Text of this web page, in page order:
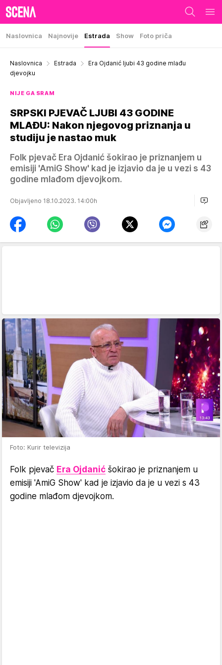
Naslovnica Najnovije Estrada Show Foto priča
Naslovnica Estrada
Era Ojdanić ljubi 43 godine mlađu
djevojku
NIJE GA SRAM
SRPSKI PJEVAČ LJUBI 43 GODINE
MLAĐU: Nakon njegovog priznanja u
studiju je nastao muk
Folk pjevač Era Ojdanić šokirao je priznanjem u
emisiji 'AmiG Show' kad je izjavio da je u vezi s 43
godine mlađom djevojkom.
Objavljeno 18.10.2023. 14:00h
Foto: Kurir televizija
Folk pjevač Era Ojdanić šokirao je priznanjem u
emisiji 'AmiG Show' kad je izjavio da je u vezi s 43
godine mlađom djevojkom.